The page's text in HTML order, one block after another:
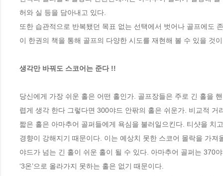
허와 실 등을 담아내고 있다.
또한 습관적으로 반복됐던 목표 없는 선택에서 벗어나 골프에도
이 한권의 책을 통해 골프의 다양한 시도를 재현해 볼 수 있을 것
생각만 바꿔도 스코어는 준다 !!
당신에게 가장 쉬운 홀은 어떤 홀인가. 골프장들은 주로 긴 홀을
렵게 생각 한다 그렇다면 300야드 안팎의 홀은 쉬운가. 비교적
짧은 홀은 아마추어 골퍼들에게 욕심을 불러일으킨다. 티샷을
경향이 강해지기 때문이다. 이는 예상치 못한 스코어 몰락을 가
야드가 넘는 긴 홀이 쉬운 홀이 될 수 있다. 아마추어 골퍼는 370
‘3온’으로 올라가지 못하는 홀은 없기 때문이다.